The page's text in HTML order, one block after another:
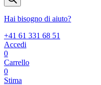
Hai bisogno di aiuto?
+41 61 331 68 51
Accedi
0
Carrello
0
Stima